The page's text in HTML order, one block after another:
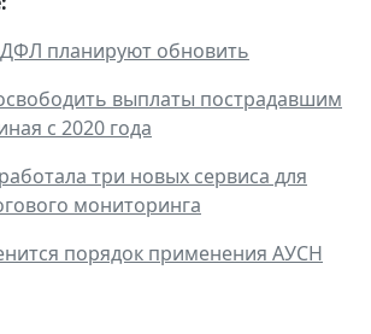
планируют обновить
выплаты пострадавшим
с 2020 года
три новых сервиса для
мониторинга
порядок применения АУСН